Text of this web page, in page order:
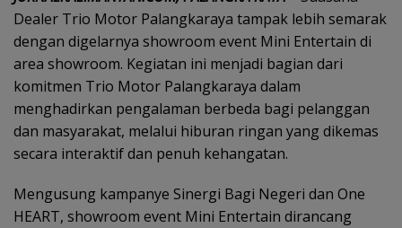
Dealer Trio Motor Palangkaraya tampak lebih semarak
dengan digelarnya showroom event Mini Entertain di
area showroom. Kegiatan ini menjadi bagian dari
komitmen Trio Motor Palangkaraya dalam
menghadirkan pengalaman berbeda bagi pelanggan
dan masyarakat, melalui hiburan ringan yang dikemas
secara interaktif dan penuh kehangatan.
Mengusung kampanye Sinergi Bagi Negeri dan One
HEART, showroom event Mini Entertain dirancang